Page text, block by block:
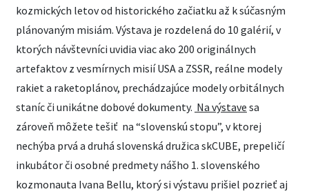
kozmických letov od historického začiatku až k súčasným
plánovaným misiám. Výstava je rozdelená do 10 galérií, v
ktorých návštevníci uvidia viac ako 200 originálnych
artefaktov z vesmírnych misií USA a ZSSR, reálne modely
rakiet a raketoplánov, prechádzajúce modely orbitálnych
staníc či unikátne dobové dokumenty. Na výstave sa
zároveň môžete tešiť na “slovenskú stopu”, v ktorej
nechýba prvá a druhá slovenská družica skCUBE, prepeličí
inkubátor či osobné predmety nášho 1. slovenského
kozmonauta Ivana Bellu, ktorý si výstavu prišiel pozrieť aj